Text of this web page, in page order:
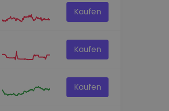
Kaufen
Kaufen
Kaufen